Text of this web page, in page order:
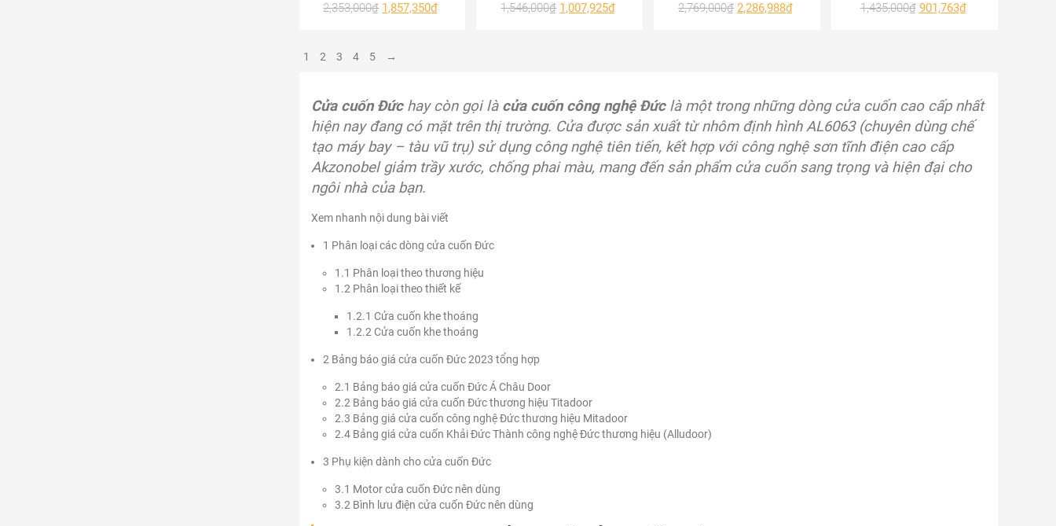
2,353,000₫ 1,857,350₫ 1,546,000₫ 1,007,925₫ 2,769,000₫ 2,286,988₫ 1,435,000₫ 901,763₫
1 2 3 4 5 →
Cửa cuốn Đứchay còn gọi là cửa cuốn công nghệ Đứclà một trong những dòng cửa cuốn cao cấp nhất
hiện nay đang có mặt trên thị trường. Cửa được sản xuất từ nhôm định hình AL6063 (chuyên dùng chế
tạo máy bay – tàu vũ trụ) sử dụng công nghệ tiên tiến, kết hợp với công nghệ sơn tĩnh điện cao cấp
Akzonobel giảm trầy xước, chống phai màu, mang đến sản phẩm cửa cuốn sang trọng và hiện đại cho
ngôi nhà của bạn.
Xem nhanh nội dung bài viết
1 Phân loại các dòng cửa cuốn Đức
1.1 Phân loại theo thương hiệu
1.2 Phân loại theo thiết kế
1.2.1 Cửa cuốn khe thoáng
1.2.2 Cửa cuốn khe thoáng
2 Bảng báo giá cửa cuốn Đức 2023 tổng hợp
2.1 Bảng báo giá cửa cuốn Đức Á Châu Door
2.2 Bảng báo giá cửa cuốn Đức thương hiệu Titadoor
2.3 Bảng giá cửa cuốn công nghệ Đức thương hiệu Mitadoor
2.4Bảng giá cửa cuốn Khải Đức Thành công nghệ Đức thương hiệu (Alludoor)
3 Phụ kiện dành cho cửa cuốn Đức
3.1 Motor cửa cuốn Đức nên dùng
3.2 Bình lưu điện cửa cuốn Đức nên dùng